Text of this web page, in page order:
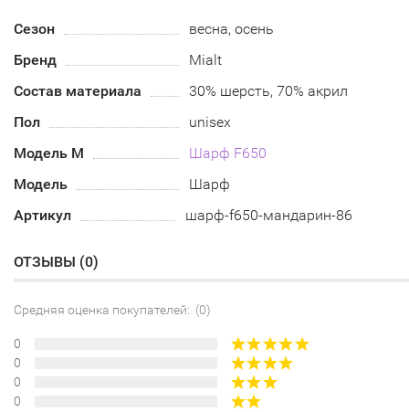
Сезон
весна, осень
Бренд
Mialt
Состав материала
30% шерсть, 70% акрил
Пол
unisex
Модель М
Шарф F650
Модель
Шарф
Артикул
шарф-f650-мандарин-86
ОТЗЫВЫ (0)
Средняя оценка покупателей: (0)
0
0
0
0